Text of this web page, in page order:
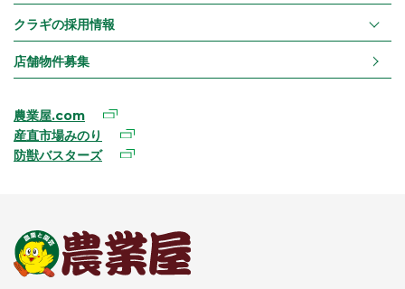
クラギの採用情報
店舗物件募集
農業屋.com
産直市場みのり
防獣バスターズ